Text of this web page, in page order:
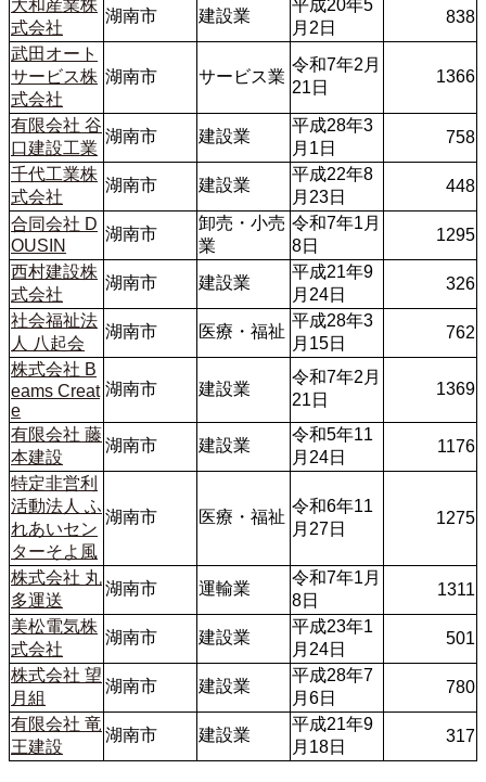
大和産業株
式会社
湖南市 建設業
平成20年5
月2日
838
武田オート
サービス株
式会社
湖南市 サービス業
令和7年2月
21日
1366
有限会社 谷
口建設工業
湖南市 建設業
平成28年3
月1日
758
千代工業株
式会社
湖南市 建設業
平成22年8
月23日
448
合同会社 D
OUSIN
湖南市
卸売・小売
業
令和7年1月
8日
1295
西村建設株
式会社
湖南市 建設業
平成21年9
月24日
326
社会福祉法
人 八起会
湖南市 医療・福祉
平成28年3
月15日
762
株式会社 B
eams Creat
e
湖南市 建設業
令和7年2月
21日
1369
有限会社 藤
本建設
湖南市 建設業
令和5年11
月24日
1176
特定非営利
活動法人 ふ
れあいセン
ターそよ風
湖南市 医療・福祉
令和6年11
月27日
1275
株式会社 丸
多運送
湖南市 運輸業
令和7年1月
8日
1311
美松電気株
式会社
湖南市 建設業
平成23年1
月24日
501
株式会社 望
月組
湖南市 建設業
平成28年7
月6日
780
有限会社 竜
王建設
湖南市 建設業
平成21年9
月18日
317